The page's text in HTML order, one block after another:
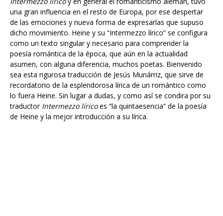
de las emociones y nueva forma de expresarlas que supuso
dicho movimiento. Heine y su “Intermezzo lírico” se configura
como un texto singular y necesario para comprender la
poesía romántica de la época, que aún en la actualidad
asumen, con alguna diferencia, muchos poetas. Bienvenido
sea esta rigurosa traducción de Jesús Munárriz, que sirve de
recordatorio de la esplendorosa lírica de un romántico como
lo fuera Heine. Sin lugar a dudas, y como así se condira por su
traductorIntermezzo líricoes “la quintaesencia” de la poesía
de Heine y la mejor introducción a su lírica.